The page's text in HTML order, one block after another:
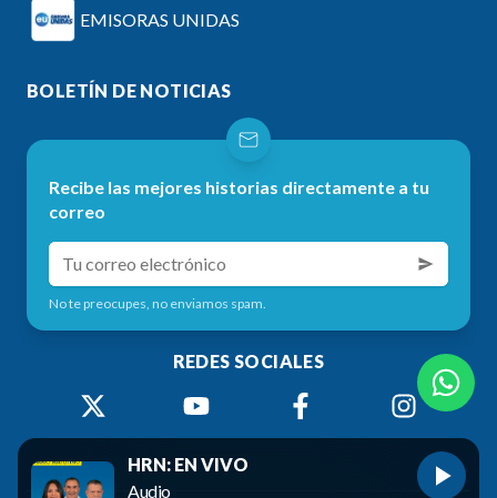
EMISORAS UNIDAS
BOLETÍN DE NOTICIAS
Recibe las mejores historias directamente a tu
correo
No te preocupes, no enviamos spam.
REDES SOCIALES
HRN: EN VIVO
Audio